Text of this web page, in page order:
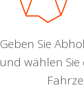
Geben Sie
und wählen